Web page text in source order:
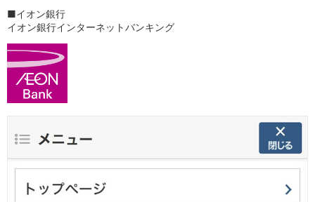
保険 TOP
医療保険
がん保険
就業不能保険
認知症保険
海外旅行保険
スマホ保険
傷害保険
カード
■イオン銀行
イオン銀行インターネットバンキング